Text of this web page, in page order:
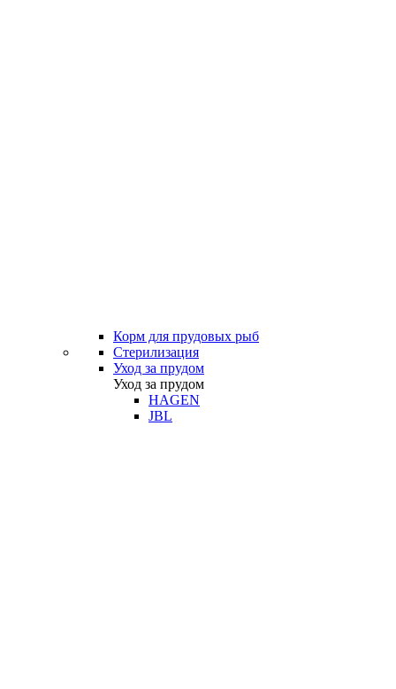
Корм для прудовых рыб
Стерилизация
Уход за прудом
Уход за прудом
HAGEN
JBL